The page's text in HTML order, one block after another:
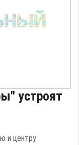
устроят
и центру